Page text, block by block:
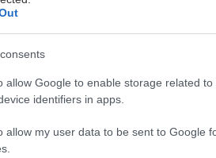
allow Google to enable storage related
identifiers in apps.
allow my user data to be sent to Google
στην Ισπανία
ξεχάσαμε τα
SUV και αφήσαμε στην άκρη
μεσουρανούσαν στην
κάνουν μια ακόμη